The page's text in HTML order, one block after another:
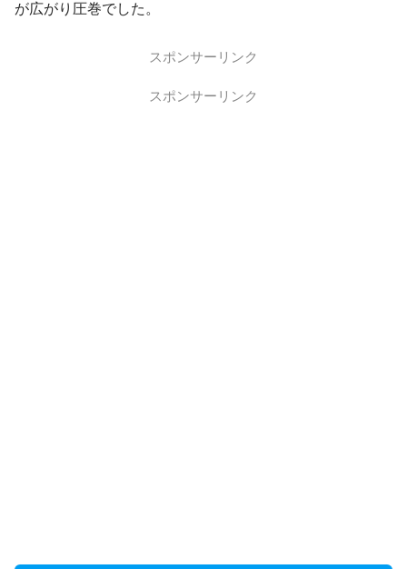
が広がり圧巻でした。
スポンサーリンク
スポンサーリンク